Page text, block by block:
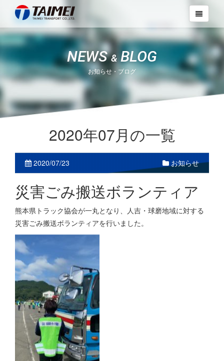
NEWS&BLOG
お知らせ・ブログ
2020年07月の一覧
2020/07/23 お知らせ
災害ごみ搬送ボランティア
熊本県トラック協会が一丸となり、人吉・球磨地域に対する
災害ごみ搬送ボランティアを行いました。